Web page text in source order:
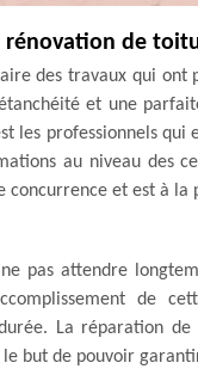
de
des travaux qui
et une
les professionnels qui
au niveau des
et est à la
pas attendre
de
La réparation
but de pouvoir